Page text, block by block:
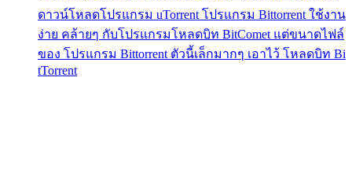
ดาวน์โหลดโปรแกรม uTorrent โปรแกรม Bittorrent ใช้งาน
ง่าย คล้ายๆ กับโปรแกรมโหลดบิท BitComet แต่ขนาดไฟล์
ของ โปรแกรม Bittorrent ตัวนี้เล็กมากๆ เอาไว้ โหลดบิท Bi
tTorrent